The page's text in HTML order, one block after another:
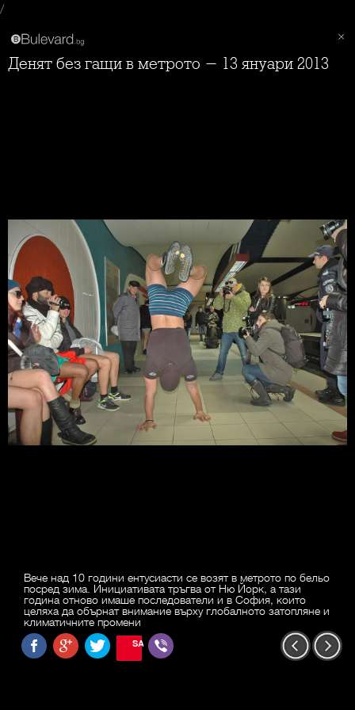
/
Денят без гащи в метрото - 13 януари 2013
Вече над 10 години ентусиасти се возят в метрото по бельо
посред зима. Инициативата тръгва от Ню Йорк, а тази
година отново имаше последователи и в София, които
целяха да обърнат внимание върху глобалното затопляне и
климатичните промени
SAVE